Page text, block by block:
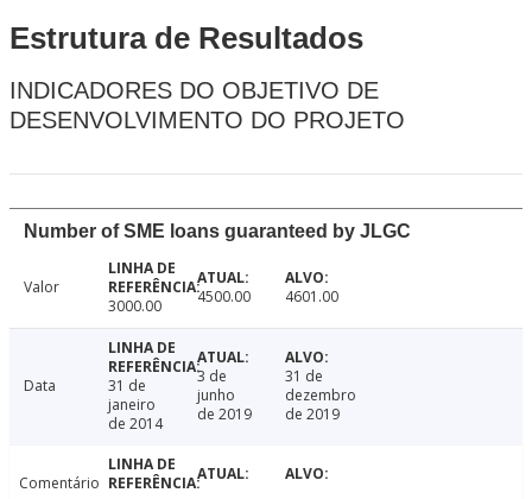
Estrutura de Resultados
INDICADORES DO OBJETIVO DE
DESENVOLVIMENTO DO PROJETO
Number of SME loans guaranteed by JLGC
Valor
3000.00
4500.00 4601.00
Data
31 de
janeiro
de 2014
3 de
junho
de 2019
31 de
dezembro
de 2019
Comentário